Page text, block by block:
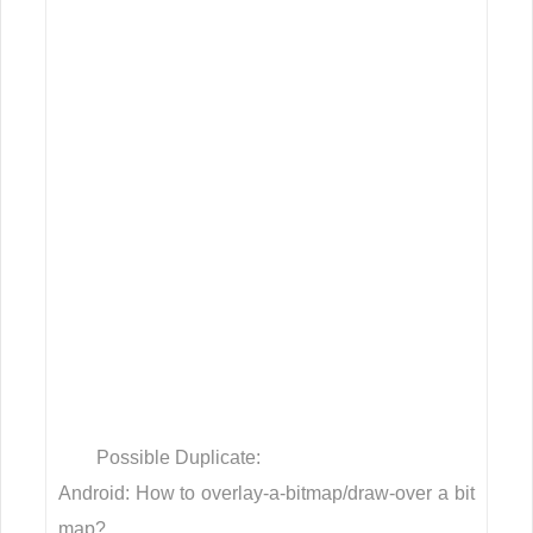
Possible Duplicate:
Android: How to overlay-a-bitmap/draw-over a bit
map?